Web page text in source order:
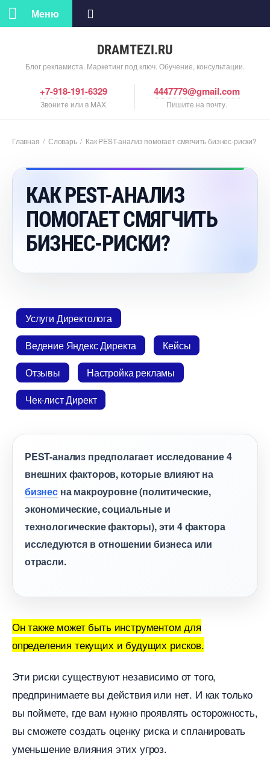
DRAMTEZI.RU
Блог рекламиста. Маркетинг под ключ. Обучение, консультации.
Меню
+7-918-191-6329
Звоните или в MAX
4447779@gmail.com
Пишите на почту.
Главная / Словарь/ Как PEST-анализ помогает смягчить бизнес-риски?
КАК PEST-АНАЛИЗ
ПОМОГАЕТ СМЯГЧИТЬ
БИЗНЕС-РИСКИ?
Услуги Директолога
едение Яндекс Директа
Кейсы
Отзывы
Настройка рекламы
Чек-лист Директ
PEST-анализ предполагает исследование 4
нешних факторов, которые влияют на
изнесна макроуровне (политические,
экономические, социальные и
технологические факторы), эти 4 фактора
исследуются в отношении бизнеса или
отрасли.
Он также может быть инструментом для
определения текущих и будущих рисков.
Эти риски существуют независимо от того,
предпринимаете вы действия или нет. И как только
ы поймете, где вам нужно проявлять осторожность,
ы сможете создать оценку риска и спланировать
уменьшение влияния этих угроз.